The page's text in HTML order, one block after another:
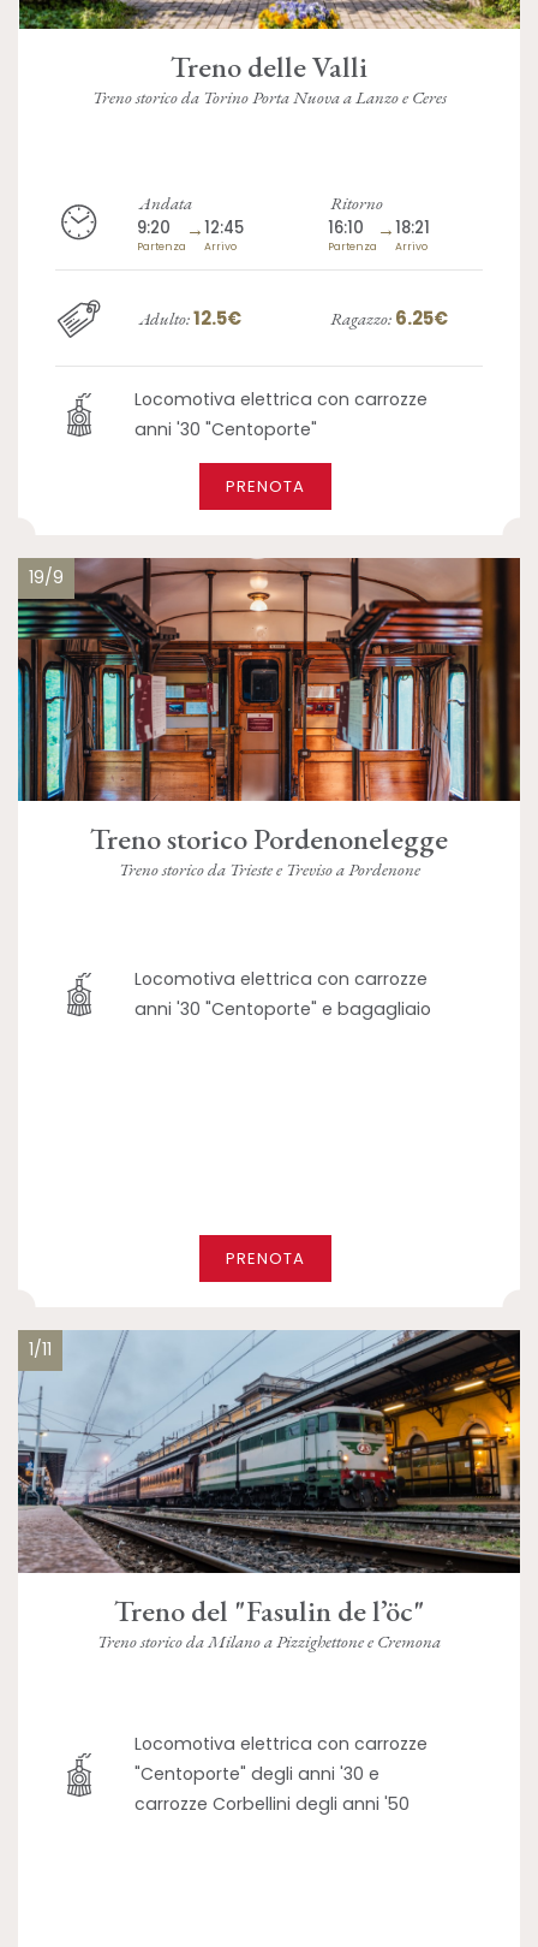
Treno delle Valli
Treno storico da Torino Porta Nuova a Lanzo e Ceres
Andata
9:20
Partenza
→12:45
Arrivo
Ritorno
16:10
Partenza
→18:21
Arrivo
Adulto:12.5€ Ragazzo: 6.25€
Locomotiva elettrica con carrozze
anni '30 "Centoporte"
PRENOTA
19/9
Treno storico Pordenonelegge
Treno storico da Trieste e Treviso a Pordenone
Locomotiva elettrica con carrozze
anni '30 "Centoporte" e bagagliaio
PRENOTA
1/11
Treno del "Fasulin de l’öc"
Treno storico da Milano a Pizzighettone e Cremona
Locomotiva elettrica con carrozze
"Centoporte" degli anni '30 e
carrozze Corbellini degli anni '50